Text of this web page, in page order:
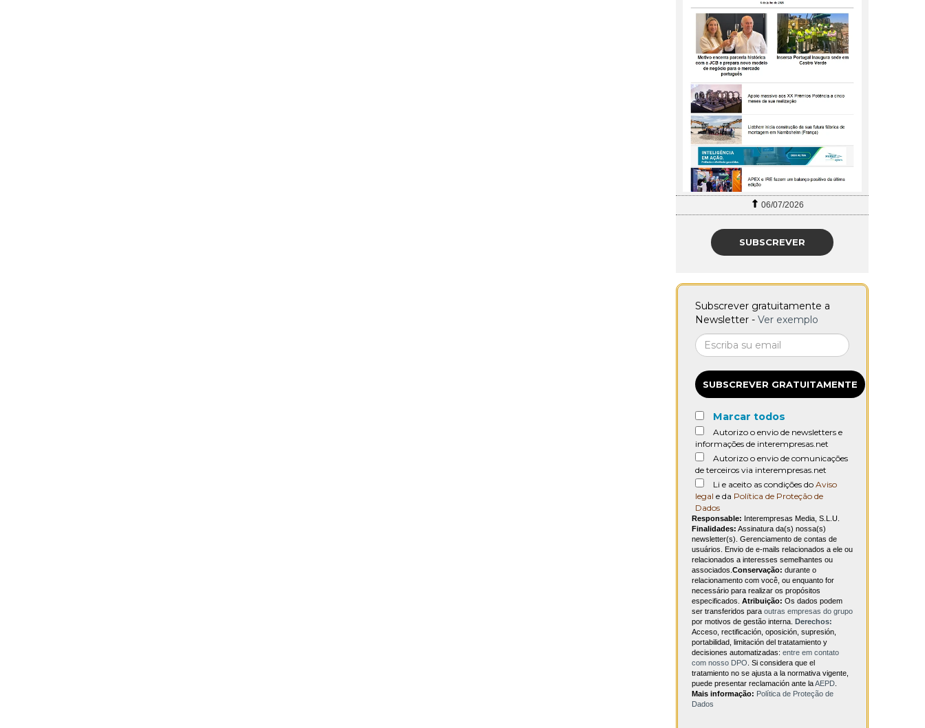
06/07/2026
SUBSCREVER
Subscrever gratuitamente a
Newsletter - Ver exemplo
SUBSCREVER GRATUITAMENTE
Marcar todos
Autorizo o envio de newsletters e
informações de interempresas.net
Autorizo o envio de comunicações
de terceiros via interempresas.net
Li e aceito as condições do Aviso
legal e da Política de Proteção de
Dados
Responsable: Interempresas Media, S.L.U.
Finalidades: Assinatura da(s) nossa(s)
newsletter(s). Gerenciamento de contas de
usuários. Envio de e-mails relacionados a ele ou
relacionados a interesses semelhantes ou
associados. Conservação: durante o
relacionamento com você, ou enquanto for
necessário para realizar os propósitos
especificados. Atribuição: Os dados podem
ser transferidos para outras empresas do grupo
por motivos de gestão interna. Derechos:
Acceso, rectificación, oposición, supresión,
portabilidad, limitación del tratatamiento y
decisiones automatizadas: entre em contato
com nosso DPO . Si considera que el
tratamiento no se ajusta a la normativa vigente,
puede presentar reclamación ante laAEPD
Mais informação: Política de Proteção de
Dados